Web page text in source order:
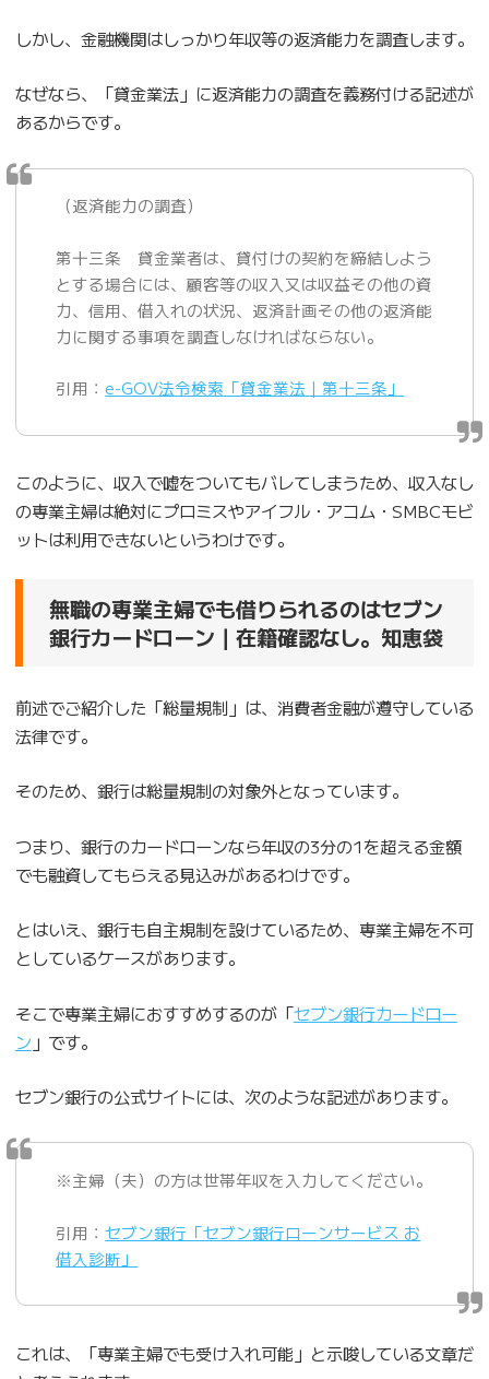
しかし、金融機関はしっかり年収等の返済能力を調査します。
なぜなら、「貸金業法」に返済能力の調査を義務付ける記述が
あるからです。
（返済能力の調査）
第十三条 貸金業者は、貸付けの契約を締結しよう
とする場合には、顧客等の収入又は収益その他の資
力、信用、借入れの状況、返済計画その他の返済能
力に関する事項を調査しなければならない。
引用：e-GOV法令検索「貸金業法｜第十三条」
このように、収入で嘘をついてもバレてしまうため、収入なし
の専業主婦は絶対にプロミスやアイフル・アコム・SMBCモビ
ットは利用できないというわけです。
無職の専業主婦でも借りられるのはセブン
銀行カードローン｜在籍確認なし。知恵袋
前述でご紹介した「総量規制」は、消費者金融が遵守している
法律です。
そのため、銀行は総量規制の対象外となっています。
つまり、銀行のカードローンなら年収の3分の1を超える金額
でも融資してもらえる見込みがあるわけです。
とはいえ、銀行も自主規制を設けているため、専業主婦を不可
としているケースがあります。
そこで専業主婦におすすめするのが「セブン銀行カードロー
ン 」です。
セブン銀行の公式サイトには、次のような記述があります。
※主婦（夫）の方は世帯年収を入力してください。
引用：セブン銀行「セブン銀行ローンサービス お
借入診断」
これは、「専業主婦でも受け入れ可能」と示唆している文章だ